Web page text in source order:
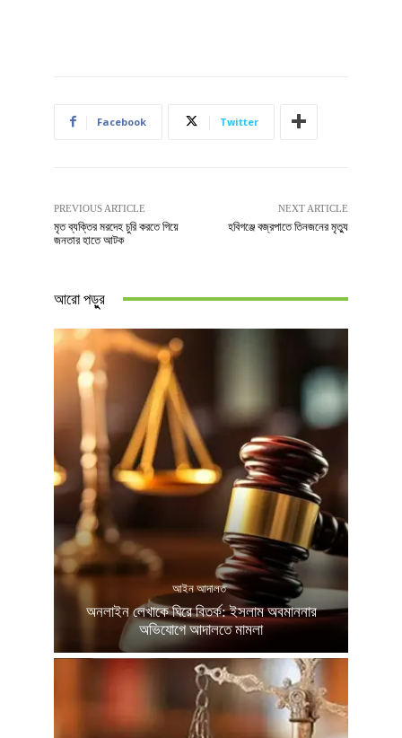
Facebook Twitter
PREVIOUS ARTICLE
মৃত ব্যক্তির মরদেহ চুরি করতে গিয়ে
জনতার হাতে আটক
NEXT ARTICLE
হবিগঞ্জে বজ্রপাতে তিনজনের মৃত্যু
আরো পড়ুুর
আইন আদালত
অনলাইন লেখাকে ঘিরে বিতর্ক: ইসলাম অবমাননার
অভিযোগে আদালতে মামলা